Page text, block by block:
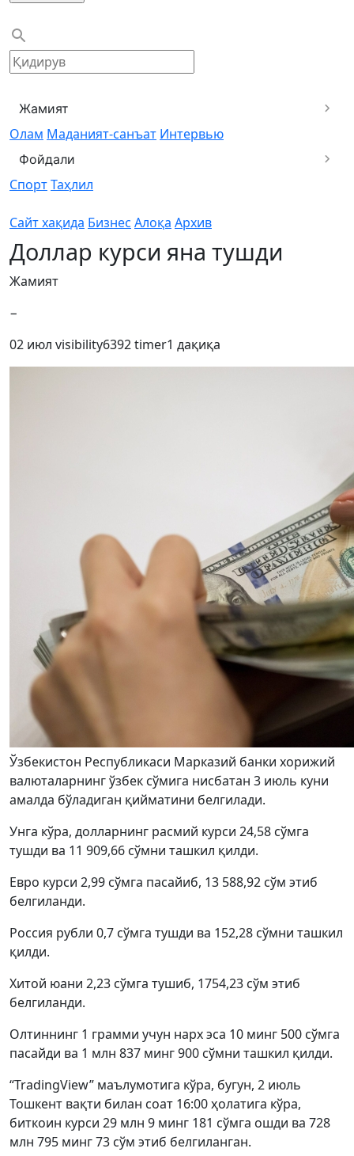
Жамият
Олам Маданият-санъат Интервью
Фойдали
СпортТаҳлил
Сайт хақида Бизнес Алоқа Архив
Доллар курси яна тушди
Жамият
−
02 июл visibility6392timer1 дақиқа
Ўзбекистон Республикаси Марказий банки хорижий
валюталарнинг ўзбек сўмига нисбатан 3 июль куни
амалда бўладиган қийматини белгилади.
Унга кўра, долларнинг расмий курси 24,58 сўмга
тушди ва 11 909,66 сўмни ташкил қилди.
Евро курси 2,99 сўмга пасайиб, 13 588,92 сўм этиб
белгиланди.
Россия рубли 0,7 сўмга тушди ва 152,28 сўмни ташкил
қилди.
Хитой юани 2,23 сўмга тушиб, 1754,23 сўм этиб
белгиланди.
Олтиннинг 1 грамми учун нарх эса 10 минг 500 сўмга
пасайди ва 1 млн 837 минг 900 сўмни ташкил қилди.
“TradingView” маълумотига кўра, бугун, 2 июль
Тошкент вақти билан соат 16:00 ҳолатига кўра,
биткоин курси 29 млн 9 минг 181 сўмга ошди ва 728
млн 795 минг 73 сўм этиб белгиланган.